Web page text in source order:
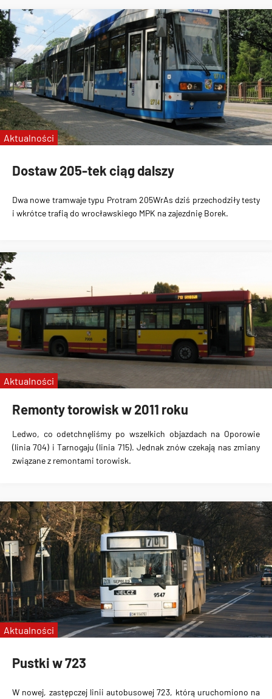
Dostaw 205-tek ciąg dalszy
Dwa nowe tramwaje typu Protram 205WrAs dziś przechodziły testy
i wkrótce trafią do wrocławskiego MPK na zajezdnię Borek.
Aktualności
Remonty torowisk w 2011 roku
Ledwo, co odetchnęliśmy po wszelkich objazdach na Oporowie
(linia 704) i Tarnogaju (linia 715). Jednak znów czekają nas zmiany
związane z remontami torowisk.
Aktualności
Pustki w 723
W nowej, zastępczej linii autobusowej 723, którą uruchomiono na
Aktualności